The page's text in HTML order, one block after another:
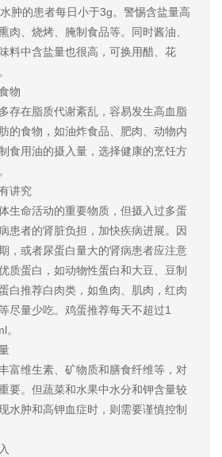
肿的患者每日小于3g。警惕含盐量高
肉、烧烤、腌制食品等。同时酱油、
料中含盐量也很高，可换用醋、花
物
存在脂质代谢紊乱，容易发生高血脂
的食物，如油炸食品、肥肉、动物内
食用油的摄入量，选择健康的烹饪方
讲究
生命活动的重要物质，但摄入过多蛋
患者的肾脏负担，加快疾病进展。因
，或者尿蛋白量大的肾病患者应注意
质蛋白，如动物性蛋白和大豆、豆制
白推荐白肉类，如鱼肉、肌肉，红肉
尽量少吃。鸡蛋推荐每天不超过1
富维生素、矿物质和膳食纤维等，对
要。但蔬菜和水果中水分和钾含量较
水肿和高钾血症时，则需要谨慎控制